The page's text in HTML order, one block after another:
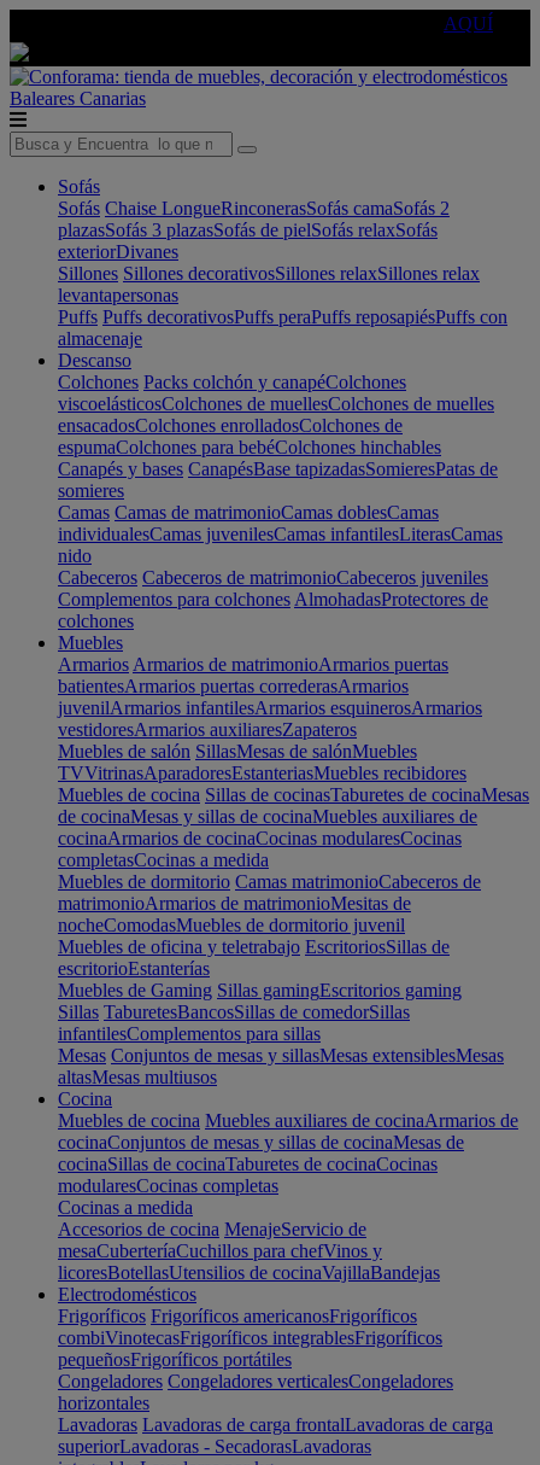
AQUÍ
Baleares Canarias
Sofás
Sofás Chaise LongueRinconerasSofás camaSofás 2
plazasSofás 3 plazasSofás de pielSofás relaxSofás
exteriorDivanes
Sillones Sillones decorativosSillones relaxSillones relax
levantapersonas
Puffs Puffs decorativosPuffs peraPuffs reposapiésPuffs con
almacenaje
Descanso
Colchones Packs colchón y canapéColchones
viscoelásticosColchones de muellesColchones de muelles
ensacadosColchones enrolladosColchones de
espumaColchones para bebéColchones hinchables
Canapés y bases CanapésBase tapizadasSomieresPatas de
somieres
Camas Camas de matrimonioCamas doblesCamas
individualesCamas juvenilesCamas infantilesLiterasCamas
nido
Cabeceros Cabeceros de matrimonioCabeceros juveniles
Complementos para colchones AlmohadasProtectores de
colchones
Muebles
Armarios Armarios de matrimonioArmarios puertas
batientesArmarios puertas correderasArmarios
juvenilArmarios infantilesArmarios esquinerosArmarios
vestidoresArmarios auxiliaresZapateros
Muebles de salón SillasMesas de salónMuebles
TVVitrinasAparadoresEstanteriasMuebles recibidores
Muebles de cocina Sillas de cocinasTaburetes de cocinaMesas
de cocinaMesas y sillas de cocinaMuebles auxiliares de
cocinaArmarios de cocinaCocinas modularesCocinas
completasCocinas a medida
Muebles de dormitorio Camas matrimonioCabeceros de
matrimonioArmarios de matrimonioMesitas de
nocheComodasMuebles de dormitorio juvenil
Muebles de oficina y teletrabajo EscritoriosSillas de
escritorioEstanterías
Muebles de Gaming Sillas gamingEscritorios gaming
Sillas TaburetesBancosSillas de comedorSillas
infantilesComplementos para sillas
Mesas Conjuntos de mesas y sillasMesas extensiblesMesas
altasMesas multiusos
Cocina
Muebles de cocina Muebles auxiliares de cocinaArmarios de
cocinaConjuntos de mesas y sillas de cocinaMesas de
cocinaSillas de cocinaTaburetes de cocinaCocinas
modularesCocinas completas
Cocinas a medida
Accesorios de cocina MenajeServicio de
mesaCuberteríaCuchillos para chefVinos y
licoresBotellasUtensilios de cocinaVajillaBandejas
Electrodomésticos
Frigoríficos Frigoríficos americanosFrigoríficos
combiVinotecasFrigoríficos integrablesFrigoríficos
pequeñosFrigoríficos portátiles
Congeladores Congeladores verticalesCongeladores
horizontales
Lavadoras Lavadoras de carga frontalLavadoras de carga
superiorLavadoras - SecadorasLavadoras